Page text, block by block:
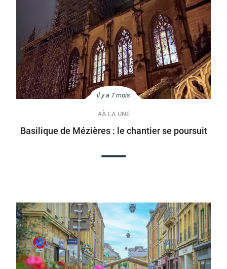
il y a 7 mois
#À LA UNE
Basilique de Mézières : le chantier se poursuit